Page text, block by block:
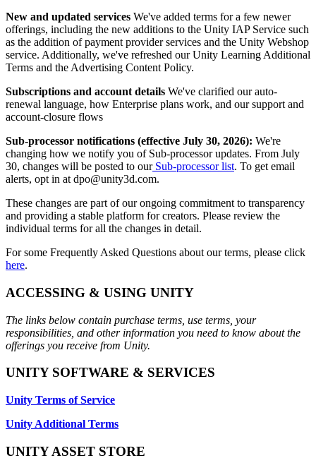
Unity로 광고하세요
Unity로 수익화하세요
활용 부문
모바일 게임
Unity로 모바일 히트작을 제작하고 성장시키세요.
인디 게임
XR 게임
여러 플랫폼에서 XR 게임을 출시하세요.
멀티플레이어 게임
멀티플레이어 게임 개발을 간소화하세요.
블로그
업데이트, 정보, 기술 팁
뉴스
자격증
Unity 숙련도를 입증하세요
New and updated services We've added terms for a few newer
offerings, including the new additions to the Unity IAP Service such
as the addition of payment provider services and the Unity Webshop
service. Additionally, we've refreshed our Unity Learning Additional
Terms and the Advertising Content Policy.
Subscriptions and account details We've clarified our auto-
renewal language, how Enterprise plans work, and our support and
account-closure flows
Sub-processor notifications (effective July 30, 2026): We're
changing how we notify you of Sub-processor updates. From July
30, changes will be posted to ourSub-processor list. To get email
alerts, opt in at dpo@unity3d.com.
These changes are part of our ongoing commitment to transparency
and providing a stable platform for creators. Please review the
individual terms for all the changes in detail.
For some Frequently Asked Questions about our terms, please click
here.
ACCESSING & USING UNITY
The links below contain purchase terms, use terms, your
responsibilities, and other information you need to know about the
offerings you receive from Unity.
UNITY SOFTWARE & SERVICES
Unity Terms of Service
Unity Additional Terms
UNITY ASSET STORE